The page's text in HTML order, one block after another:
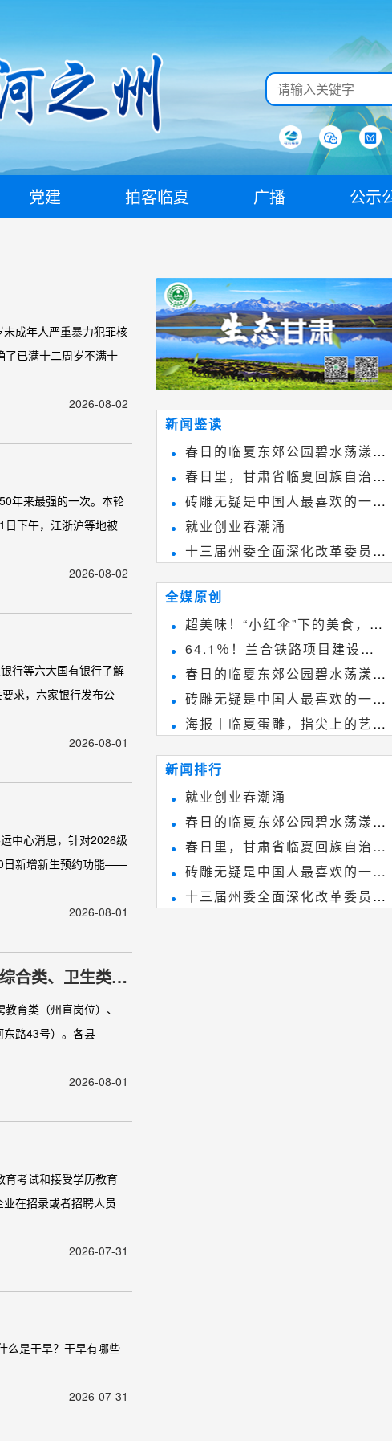
党建 拍客临夏 广播 公示
成年人严重暴力犯罪核
了已满十二周岁不满十
2026-08-02
年来最强的一次。本轮
下午，江浙沪等地被
2026-08-02
行等六大国有银行了解
求，六家银行发布公
2026-08-01
中心消息，针对2026级
日新增新生预约功能——
2026-08-01
合类、卫生类岗
育类（州直岗位）、
路43号）。各县
2026-08-01
育考试和接受学历教育
在招录或者招聘人员
2026-07-31
么是干旱？干旱有哪些
2026-07-31
新闻鉴读
春日的临夏东郊公园碧水荡漾、
春花烂漫
春日里，甘肃省临夏回族自治州
境内的刘家峡大桥，壮观美丽!
砖雕无疑是中国人最喜欢的一种
雕刻艺术，它不仅是民间实用美术
和建筑装饰艺术的有机结合，更成
为中国建筑史上彰品东方美不可磨
就业创业春潮涌
十三届州委全面深化改革委员会
第八次会议召开
全媒原创
超美味！“小红伞”下的美食，绝
不能错过~
64.1％！兰合铁路项目建设加
速推进
春日的临夏东郊公园碧水荡漾、
春花烂漫
砖雕无疑是中国人最喜欢的一种
雕刻艺术，它不仅是民间实用美术
和建筑装饰艺术的有机结合，更成
为中国建筑史上彰品东方美不可磨
灭的一笔。一方青砖里不仅藏着广
海报丨临夏蛋雕，指尖上的艺术
~
新闻排行
就业创业春潮涌
春日的临夏东郊公园碧水荡漾、
春花烂漫
春日里，甘肃省临夏回族自治州
境内的刘家峡大桥，壮观美丽!
砖雕无疑是中国人最喜欢的一种
雕刻艺术，它不仅是民间实用美术
十三届州委全面深化改革委员会